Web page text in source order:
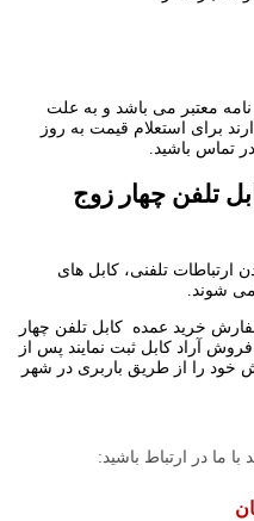
نامه معتبر می باشد و به علت
برای استعلام قیمت به روز
تماس باشید.
تلفن چهار زوج
ارتباطات تلفنی، کابل های
شوند.
خرید عمده کابل تلفن چهار
آراد کابل ثبت نمایند پس از
بعد سفارش خود را از طریق باربری در شهر
ما در ارتباط باشید: